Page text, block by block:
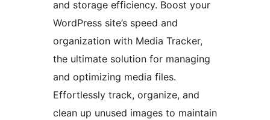
and storage efficiency. Boost your
WordPress site’s speed and
organization with Media Tracker,
the ultimate solution for managing
and optimizing media files.
Effortlessly track, organize, and
clean up unused images to maintain